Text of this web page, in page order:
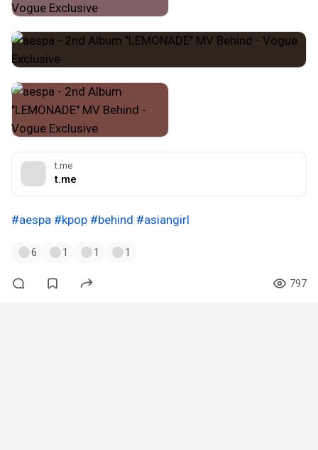
t.me
t.me
#aespa #kpop #behind #asiangirl
6 1 1 1
797